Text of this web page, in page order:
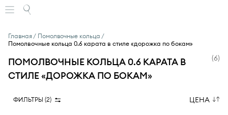
Главная
Помолвочные кольца
Помолвочные кольца 0.6 карата в стиле «дорожка по бокам»
ПОМОЛВОЧНЫЕ КОЛЬЦА 0.6 КАРАТА В
СТИЛЕ «ДОРОЖКА ПО БОКАМ»
(6)
ФИЛЬТРЫ (2) ЦЕНА